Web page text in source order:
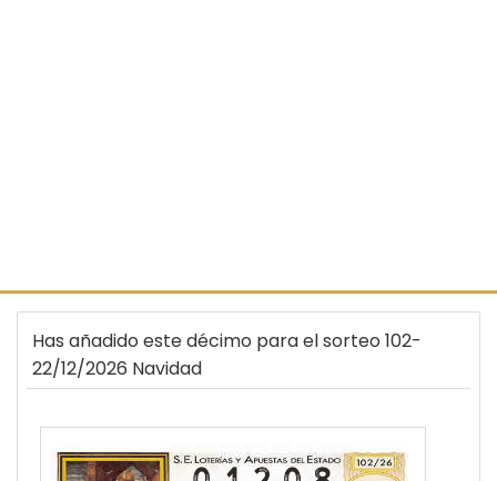
Has añadido este décimo para el sorteo 102-
22/12/2026 Navidad